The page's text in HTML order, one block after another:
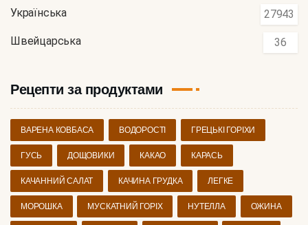
Українська 27943
Швейцарська 36
Рецепти за продуктами
ВАРЕНА КОВБАСА ВОДОРОСТІ ГРЕЦЬКІ ГОРІХИ
ГУСЬ ДОЩОВИКИ КАКАО КАРАСЬ
КАЧАННИЙ САЛАТ КАЧИНА ГРУДКА ЛЕГКЕ
МОРОШКА МУСКАТНИЙ ГОРІХ НУТЕЛЛА ОЖИНА